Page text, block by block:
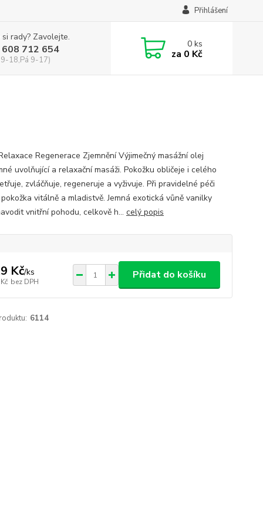
Přihlášení
rady? Zavolejte.
712 654
18,Pá 9-17)
0ks
za 0 Kč
Regenerace Zjemnění Výjimečný masážní olej
uvolňující a relaxační masáži. Pokožku obličeje i celého
zvláčňuje, regeneruje a vyživuje. Při pravidelné péči
vitálně a mladistvě. Jemná exotická vůně vanilky
vnitřní pohodu, celkově h... celý popis
Kč/ks
bez DPH
Přidat do košíku
6114